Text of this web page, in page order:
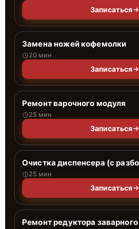
Записаться
Замена ножей кофемолки
20 мин
Записаться
Ремонт варочного модуля
25 мин
Записаться
Очистка диспенсера (с
25 мин
Записаться
Ремонт редуктора